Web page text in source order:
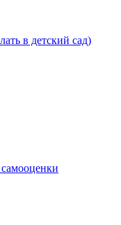
в детский сад)